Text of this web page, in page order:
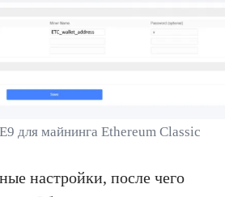
для майнинга Ethereum Classic
настройки, после чего